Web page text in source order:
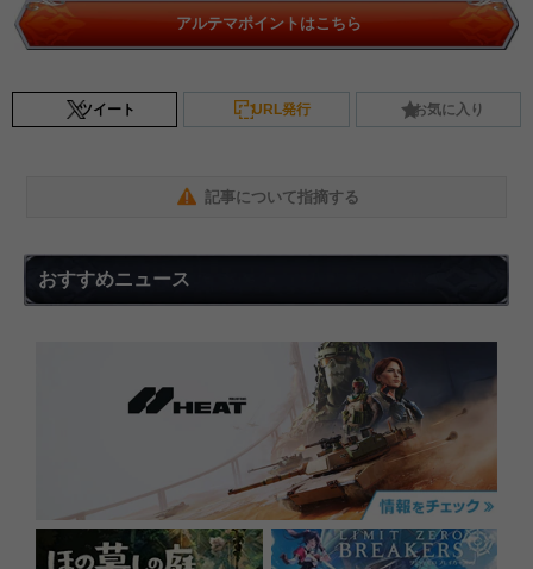
アルテマポイントはこちら
ツイート URL発行 お気に入り
記事について指摘する
おすすめニュース